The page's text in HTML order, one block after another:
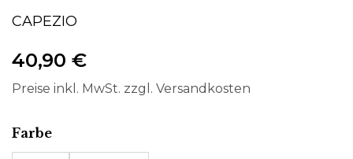
CAPEZIO
40,90 €
Preise inkl. MwSt. zzgl. Versandkosten
Farbeauswählen